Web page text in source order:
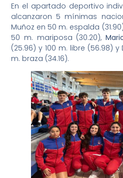
En el apartado deportivo
alcanzaron 5 mínimas
Muñoz en 50 m. espalda
50 m. mariposa (30.20),
(25.96) y 100 m. libre (56.98)
m. braza (34.16).